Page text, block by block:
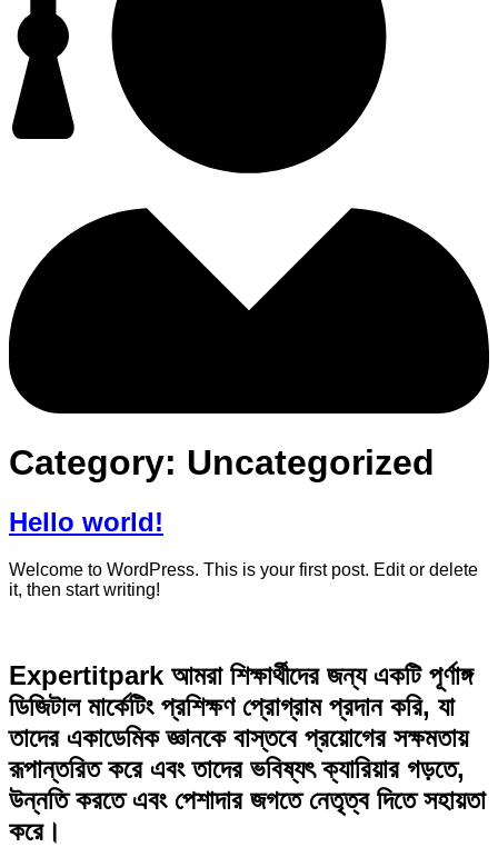
Category: Uncategorized
Hello world!
Welcome to WordPress. This is your first post. Edit or delete
it, then start writing!
Expertitpark আমরা শিক্ষার্থীদের জন্য একটি পূর্ণাঙ্গ
ডিজিটাল মার্কেটিং প্রশিক্ষণ প্রোগ্রাম প্রদান করি, যা
তাদের একাডেমিক জ্ঞানকে বাস্তবে প্রয়োগের সক্ষমতায়
রূপান্তরিত করে এবং তাদের ভবিষ্যৎ ক্যারিয়ার গড়তে,
উন্নতি করতে এবং পেশাদার জগতে নেতৃত্ব দিতে সহায়তা
করে।